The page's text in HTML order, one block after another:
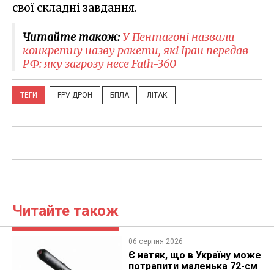
свої складні завдання.
Читайте також:У Пентагоні назвали
конкретну назву ракети, які Іран передав
РФ: яку загрозу несе Fath-360
ТЕГИ FPV ДРОН БПЛА ЛІТАК
Читайте також
06 серпня 2026
Є натяк, що в Україну може
потрапити маленька 72-см